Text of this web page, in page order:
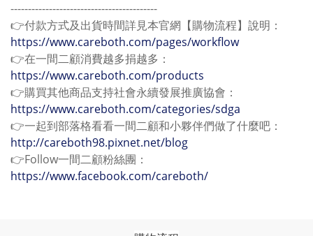
------------------------------------------
👉付款方式及出貨時間詳見本官網【購物流程】說明：
https://www.careboth.com/pages/workflow
👉在一間二顧消費越多捐越多：
https://www.careboth.com/products
👉購買其他商品支持社會永續發展推廣協會：
https://www.careboth.com/categories/sdga
👉一起到部落格看看一間二顧和小夥伴們做了什麼吧：
http://careboth98.pixnet.net/blog
👉Follow一間二顧粉絲團：
https://www.facebook.com/careboth/